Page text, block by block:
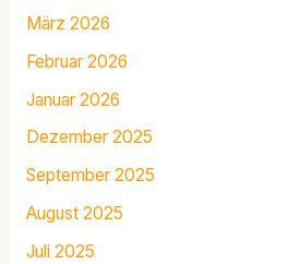
März 2026
Februar 2026
Januar 2026
Dezember 2025
September 2025
August 2025
Juli 2025